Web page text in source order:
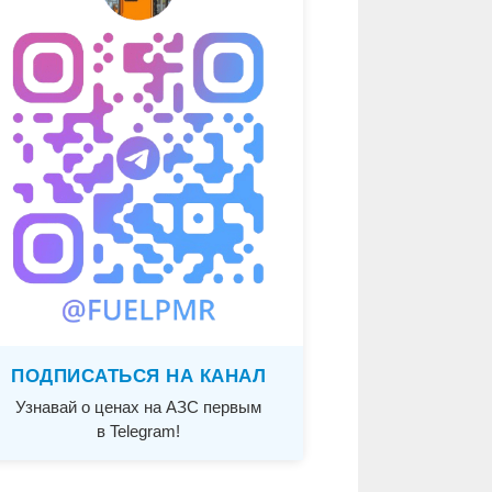
ПОДПИСАТЬСЯ НА КАНАЛ
Узнавай о ценах на АЗС первым
в Telegram!